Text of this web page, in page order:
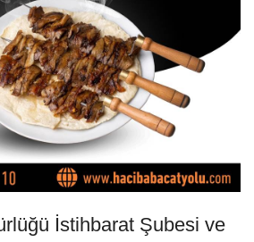
İstihbarat Şubesi ve